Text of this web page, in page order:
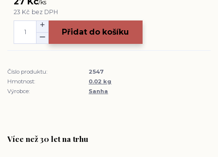
/ks
23 Kč bez DPH
Přidat do košíku
Číslo produktu:
2547
Hmotnost:
0.02 kg
Výrobce:
Sanha
Více než 30 let na trhu